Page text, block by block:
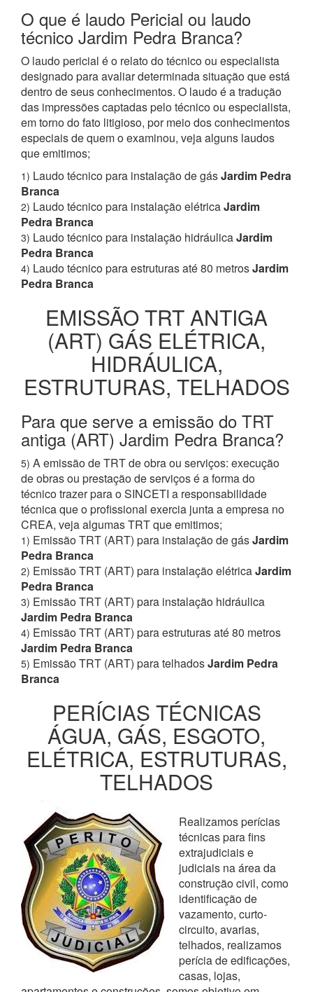
O que é laudo Pericial ou laudo
técnico Jardim Pedra Branca?
O laudo pericial é o relato do técnico ou especialista
designado para avaliar determinada situação que está
dentro de seus conhecimentos. O laudo é a tradução
das impressões captadas pelo técnico ou especialista,
em torno do fato litigioso, por meio dos conhecimentos
especiais de quem o examinou, veja alguns laudos
que emitimos;
1) Laudo técnico para instalação de gásJardim Pedra
Branca
2) Laudo técnico para instalação elétricaJardim
Pedra Branca
3) Laudo técnico para instalação hidráulicaJardim
Pedra Branca
4) Laudo técnico para estruturas até 80 metrosJardim
Pedra Branca
EMISSÃO TRT ANTIGA
(ART) GÁS ELÉTRICA,
HIDRÁULICA,
ESTRUTURAS, TELHADOS
Para que serve a emissão do TRT
antiga (ART) Jardim Pedra Branca?
5) A emissão de TRT de obra ou serviços: execução
de obras ou prestação de serviços é a forma do
técnico trazer para o SINCETI a responsabilidade
técnica que o profissional exercia junta a empresa no
CREA, veja algumas TRT que emitimos;
1) Emissão TRT (ART) para instalação de gásJardim
Pedra Branca
2) Emissão TRT (ART) para instalação elétricaJardim
Pedra Branca
3) Emissão TRT (ART) para instalação hidráulica
Jardim Pedra Branca
4) Emissão TRT (ART) para estruturas até 80 metros
Jardim Pedra Branca
5) Emissão TRT (ART) para telhadosJardim Pedra
Branca
PERÍCIAS TÉCNICAS
ÁGUA, GÁS, ESGOTO,
ELÉTRICA, ESTRUTURAS,
TELHADOS
Realizamos perícias
técnicas para fins
extrajudiciais e
judiciais na área da
construção civil, como
identificação de
vazamento, curto-
circuito, avarias,
telhados, realizamos
perícia de edificações,
casas, lojas,